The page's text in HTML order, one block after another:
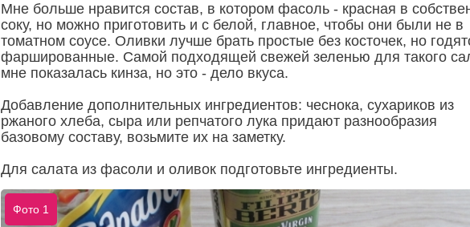
Мне больше нравится состав, в котором фасоль - красная в
соку, но можно приготовить и с белой, главное, чтобы они были не в
томатном соусе. Оливки лучше брать простые без косточек, но
фаршированные. Самой подходящей свежей зеленью для такого
мне показалась кинза, но это - дело вкуса.
Добавление дополнительных ингредиентов: чеснока, сухариков из
ржаного хлеба, сыра или репчатого лука придают разнообразия
базовому составу, возьмите их на заметку.
Для салата из фасоли и оливок подготовьте ингредиенты.
Фото 1